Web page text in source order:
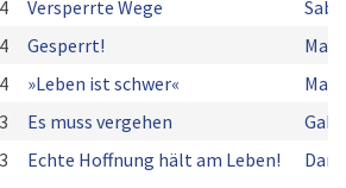
Versperrte Wege
Gesperrt!
»Leben ist schwer«
Es muss vergehen
Echte Hoffnung hält am Leben!